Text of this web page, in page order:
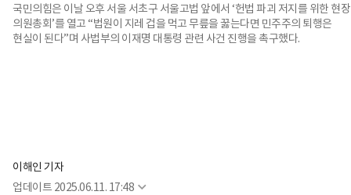
국민의힘은 이날 오후 서울 서초구 서울고법 앞에서 ‘헌법 파괴 저지를 위한 현장
의원총회’를 열고 “법원이 지레 겁을 먹고 무릎을 꿇는다면 민주주의 퇴행은
현실이 된다”며 사법부의 이재명 대통령 관련 사건 진행을 촉구했다.
이해인 기자
업데이트 2025.06.11. 17:48